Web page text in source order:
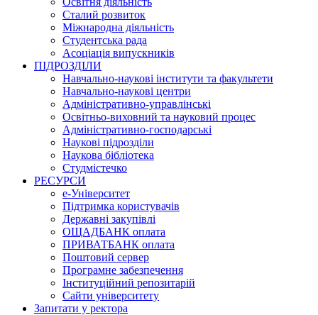
Сталий розвиток
Міжнародна діяльність
Студентська рада
Асоціація випускників
ПІДРОЗДІЛИ
Навчально-наукові інститути та факультети
Навчально-наукові центри
Адміністративно-управлінські
Освітньо-виховний та науковий процес
Адміністративно-господарські
Наукові підрозділи
Наукова бібліотека
Студмістечко
РЕСУРСИ
е-Університет
Підтримка користувачів
Державні закупівлі
ОЩАДБАНК оплата
ПРИВАТБАНК оплата
Поштовий сервер
Програмне забезпечення
Інституційний репозитарій
Сайти університету
Запитати у ректора